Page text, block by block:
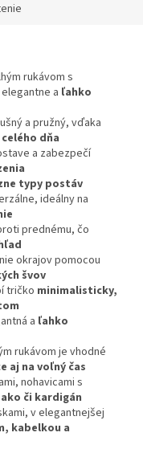
rukávom s
a ľahko
a pružný, vďaka
dňa
a zabezpečí
typy postáv
ideálny na
prednému, čo
okrajov pomocou
švov
tričko minimalisticky,
a ľahko
rukávom je vhodné
aj na voľný čas
nohavicami s
či kardigán
v elegantnejšej
kabelkou a